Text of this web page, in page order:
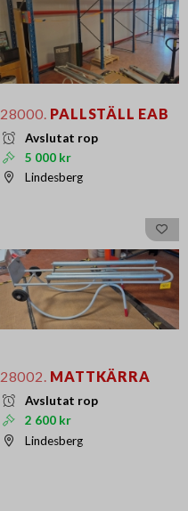
28000. PALLSTÄLL EAB
Avslutat rop
5 000 kr
Lindesberg
28002. MATTKÄRRA
Avslutat rop
2 600 kr
Lindesberg